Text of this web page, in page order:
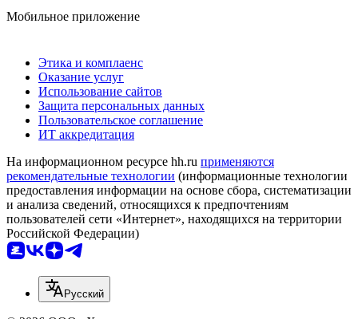
Мобильное приложение
Этика и комплаенс
Оказание услуг
Использование сайтов
Защита персональных данных
Пользовательское соглашение
ИТ аккредитация
На информационном ресурсе hh.ru применяются
рекомендательные технологии (информационные технологии
предоставления информации на основе сбора, систематизации
и анализа сведений, относящихся к предпочтениям
пользователей сети «Интернет», находящихся на территории
Российской Федерации)
Русский